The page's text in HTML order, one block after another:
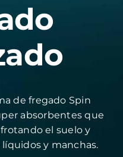
de fregado Spin
absorbentes que
el suelo y
y manchas.